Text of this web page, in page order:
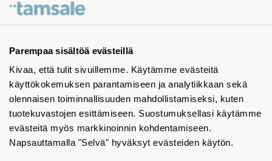
Parempaa sisältöä evästeillä
Kivaa, että tulit sivuillemme. Käytämme evästeitä
käyttökokemuksen parantamiseen ja analytiikkaan sekä
olennaisen toiminnallisuuden mahdollistamiseksi, kuten
tuotekuvastojen esittämiseen. Suostumuksellasi käytämme
evästeitä myös markkinoinnin kohdentamiseen.
Napsauttamalla "Selvä" hyväksyt evästeiden käytön.
Ota yhteyttä - autamme mielellämme
Tuotekuvastot
Instagram
BIM-objektit
Yhteystiedot
Tiedotteet